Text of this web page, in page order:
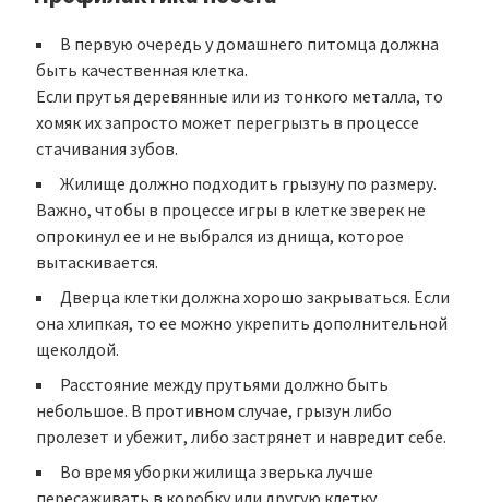
В первую очередь у домашнего питомца должна
быть качественная клетка.
Если прутья деревянные или из тонкого металла, то
хомяк их запросто может перегрызть в процессе
стачивания зубов.
Жилище должно подходить грызуну по размеру.
Важно, чтобы в процессе игры в клетке зверек не
опрокинул ее и не выбрался из днища, которое
вытаскивается.
Дверца клетки должна хорошо закрываться. Если
она хлипкая, то ее можно укрепить дополнительной
щеколдой.
Расстояние между прутьями должно быть
небольшое. В противном случае, грызун либо
пролезет и убежит, либо застрянет и навредит себе.
Во время уборки жилища зверька лучше
пересаживать в коробку или другую клетку.